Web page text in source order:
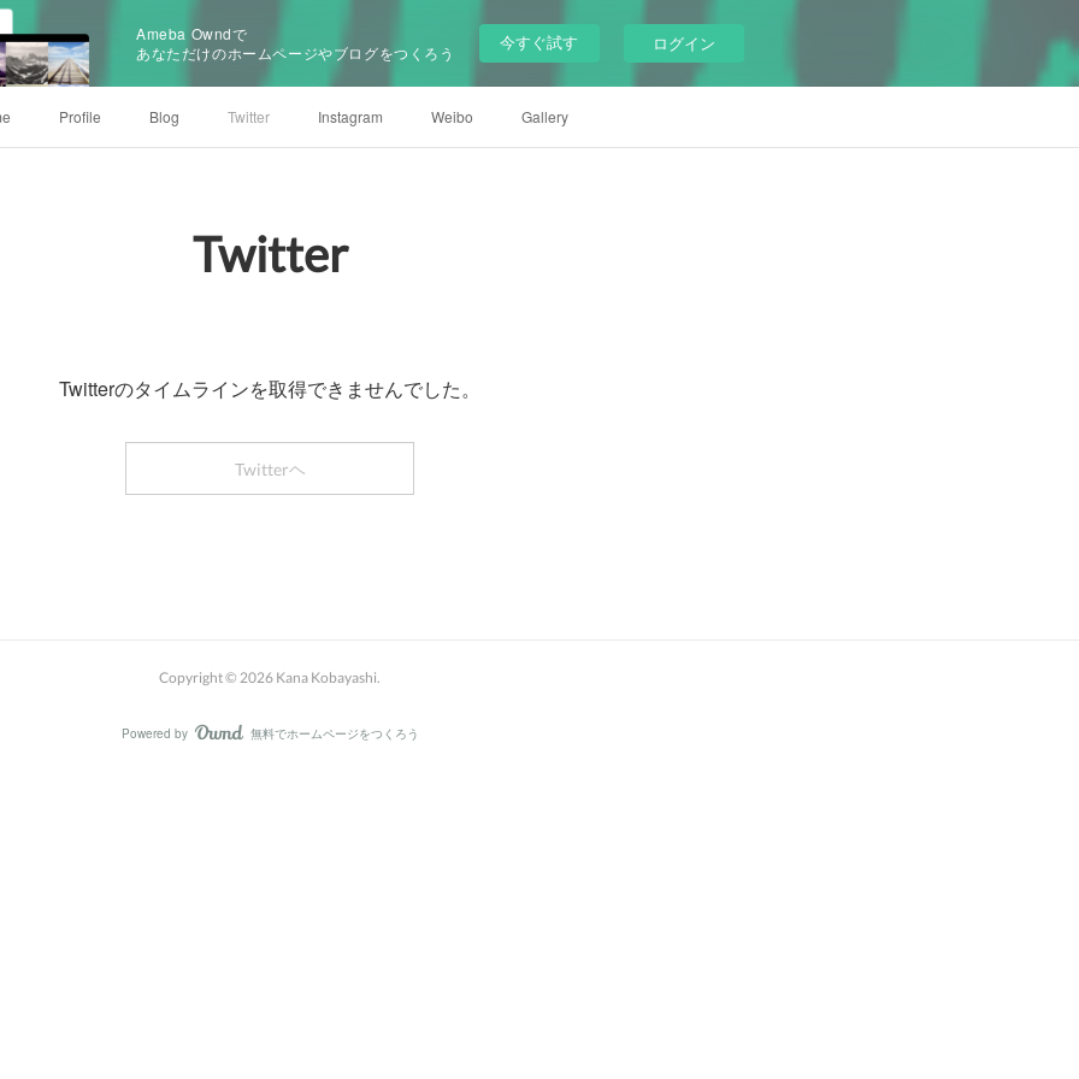
Ameba Owndで
あなただけのホームページやブログをつくろう
今すぐ試す ログイン
Profile Blog Twitter Instagram Weibo Gallery
Twitter
Twitterのタイムラインを取得できませんでした。
Twitterヘ
Copyright © 2026 Kana Kobayashi.
Powered by AmebaOwnd
無料でホームページをつくろう